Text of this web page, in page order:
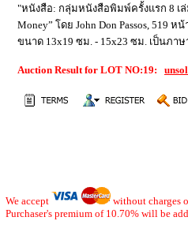
"หนังสือ: กลุ่มหนังสือพิมพ์ครั้งแรก 8 เล่ม
Money” โดย John Don Passos, 519
ขนาด 13x19 ซม. - 15x23 ซม. เป็นภา
Auction Result for LOT NO:19:
We accept
without charges
Purchaser's premium of 10.70% will be